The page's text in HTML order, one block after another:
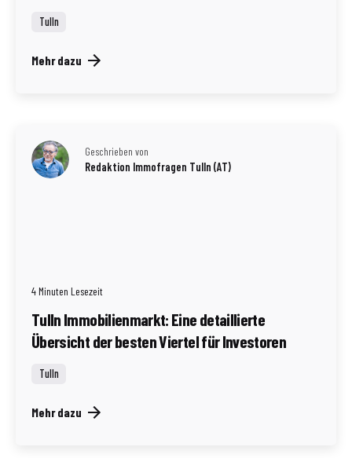
Tulln
Mehr dazu
Geschrieben von
Redaktion Immofragen Tulln (AT)
4 Minuten Lesezeit
Tulln Immobilienmarkt: Eine detaillierte
Übersicht der besten Viertel für Investoren
Tulln
Mehr dazu